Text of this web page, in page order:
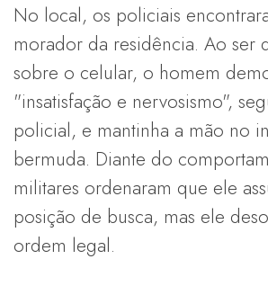
No local, os policiais
morador da residência. Ao ser
sobre o celular, o homem
"insatisfação e nervosismo",
policial, e mantinha a mão no
bermuda. Diante do
militares ordenaram que ele
posição de busca, mas ele
ordem legal.